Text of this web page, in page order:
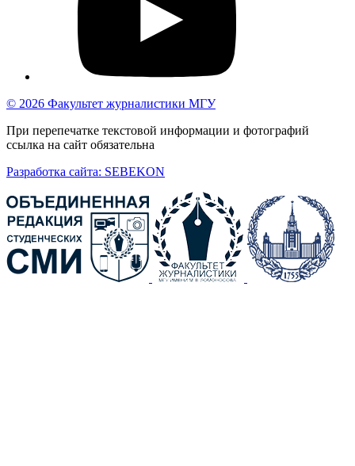
© 2026 Факультет журналистики МГУ
При перепечатке текстовой информации и фотографий
ссылка на сайт обязательна
Разработка сайта: SEBEKON